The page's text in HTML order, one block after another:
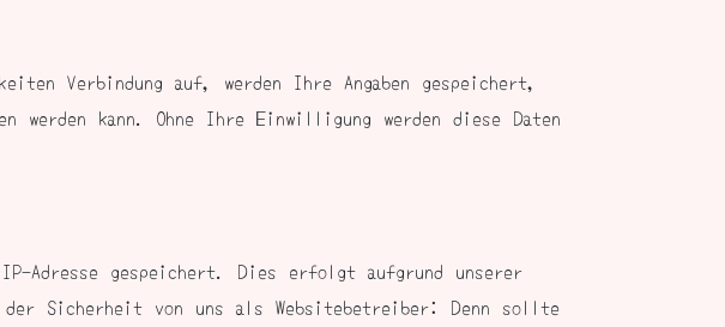
Verbindung auf, werden Ihre Angaben gespeichert,
werden kann. Ohne Ihre Einwilligung werden diese Daten
Adresse gespeichert. Dies erfolgt aufgrund unserer
Sicherheit von uns als Websitebetreiber: Denn sollte